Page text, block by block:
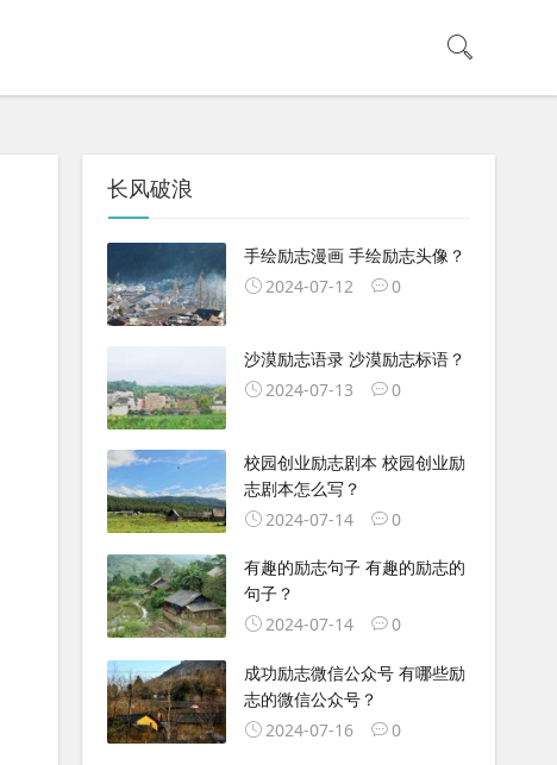
长风破浪
手绘励志漫画 手绘励志头像？
2024-07-12
0
沙漠励志语录 沙漠励志标语？
2024-07-13
0
校园创业励志剧本 校园创业励
志剧本怎么写？
2024-07-14
0
有趣的励志句子 有趣的励志的
句子？
2024-07-14
0
成功励志微信公众号 有哪些励
志的微信公众号？
2024-07-16
0